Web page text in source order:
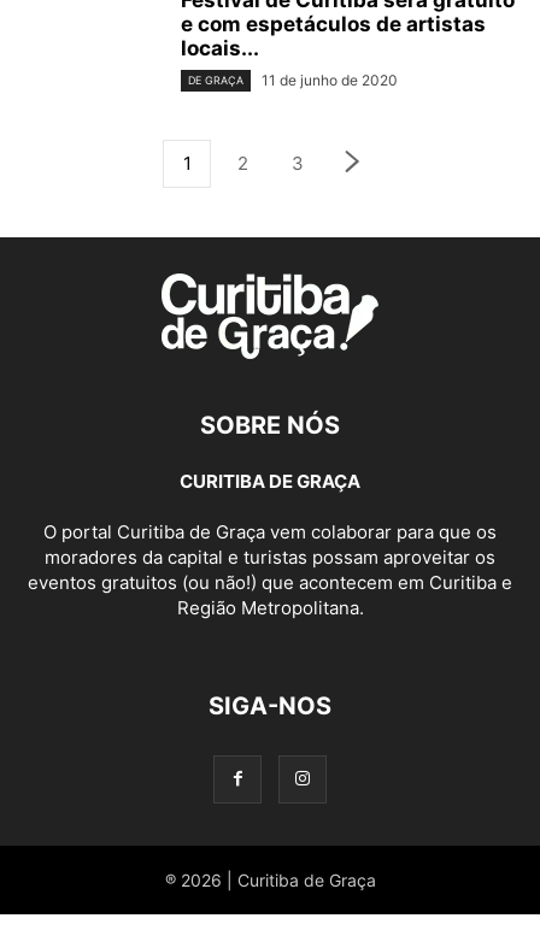
e com espetáculos de artistas
locais...
DE GRAÇA 11 de junho de 2020
1 2 3
SOBRE NÓS
CURITIBA DE GRAÇA
O portal Curitiba de Graça vem colaborar para que os
moradores da capital e turistas possam aproveitar os
eventos gratuitos (ou não!) que acontecem em Curitiba e
Região Metropolitana.
SIGA-NOS
® 2026 | Curitiba de Graça